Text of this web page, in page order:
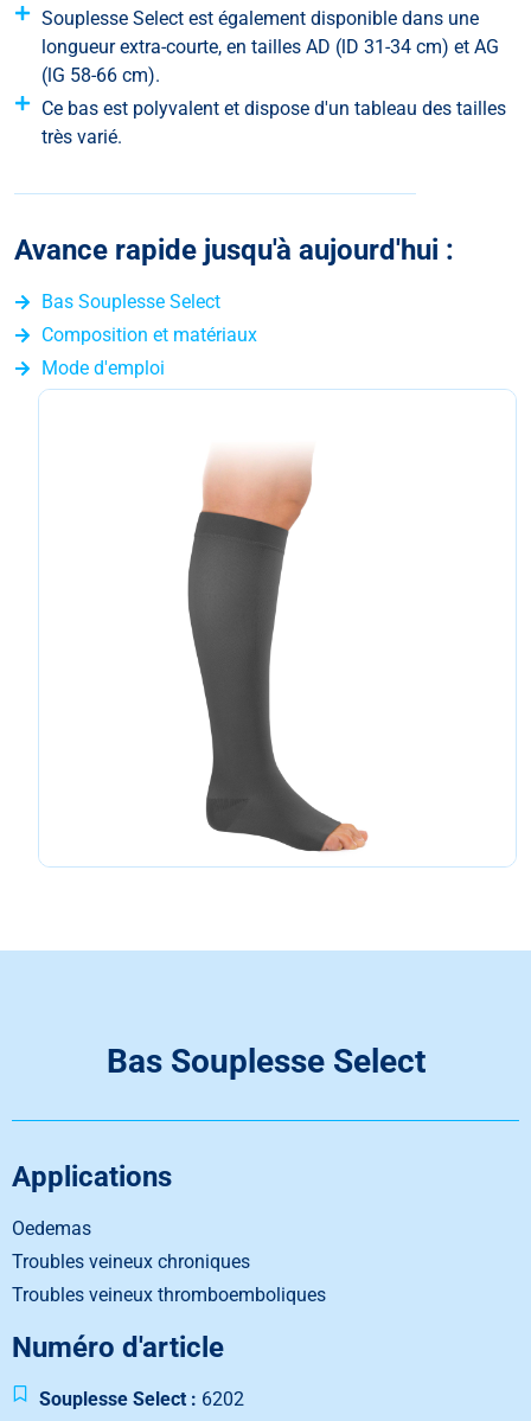
Souplesse Select est également disponible dans une
longueur extra-courte, en tailles AD (lD 31-34 cm) et AG
(lG 58-66 cm).
Ce bas est polyvalent et dispose d'un tableau des tailles
très varié.
Avance rapide jusqu'à aujourd'hui :
Bas Souplesse Select
Composition et matériaux
Mode d'emploi
Bas Souplesse Select
Applications
Oedemas
Troubles veineux chroniques
Troubles veineux thromboemboliques
Numéro d'article
Souplesse Select : 6202